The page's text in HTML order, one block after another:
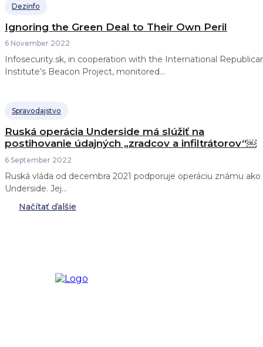
Dezinfo
Ignoring the Green Deal to Their Own Peril
6 November 2022
Infosecurity.sk, in cooperation with the International
Institute’s Beacon Project, monitored...
Spravodajstvo
Ruská operácia Underside má slúžiť na
postihovanie údajných „zradcov a infiltrátorov“￼
6 September 2022
Ruská vláda od decembra 2021 podporuje operáciu známu ako
Underside. Jej...
Načítať ďalšie